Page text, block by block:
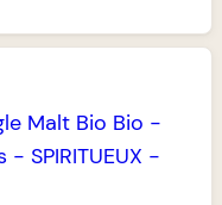
Malt Bio Bio -
- SPIRITUEUX -